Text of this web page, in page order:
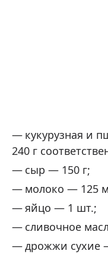
кукурузная и
240 г
сыр — 150 г;
молоко — 125
яйцо — 1 шт.;
сливочное
дрожжи сухие